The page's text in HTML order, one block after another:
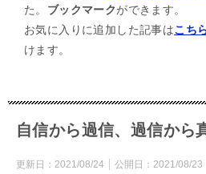
た。 ブックマークができます。
お気に入りに追加した記事はこち
けます。
自信から過信、過信から
更新日： 2021/08/24 公開日： 2021/08/23